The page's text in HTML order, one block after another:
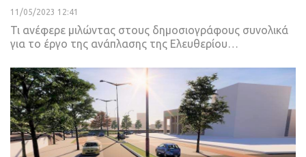
11/05/2023 12:41
Τι ανέφερε μιλώντας στους δημοσιογράφους συνολικά
για το έργο της ανάπλασης της Ελευθερίου